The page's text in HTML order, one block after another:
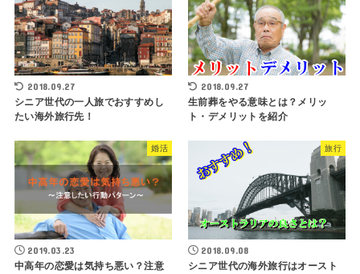
2018.09.27
シニア世代の一人旅でおすすめし
たい海外旅行先！
2018.09.27
生前葬をやる意味とは？メリッ
ト・デメリットを紹介
婚活
2019.03.23
中高年の恋愛は気持ち悪い？注意
旅行
2018.09.08
シニア世代の海外旅行はオースト